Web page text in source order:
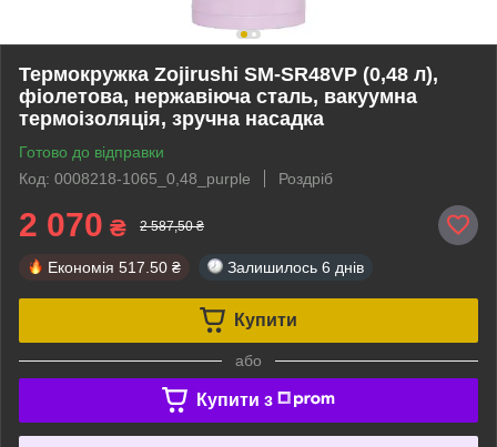
Термокружка Zojirushi SM-SR48VP (0,48 л),
фіолетова, нержавіюча сталь, вакуумна
термоізоляція, зручна насадка
Готово до відправки
Код: 0008218-1065_0,48_purple
Роздріб
2 070 ₴ 2 587,50 ₴
Економія 517.50 ₴ Залишилось 6 днів
Купити
або
Купити з